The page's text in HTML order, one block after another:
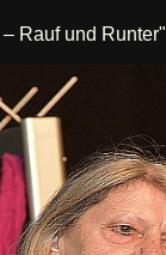
Rauf und Runter"